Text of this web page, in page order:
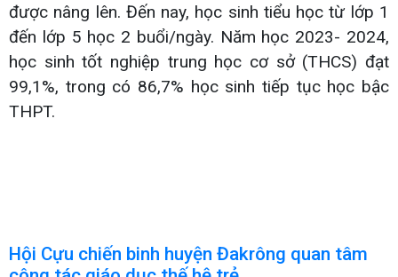
được nâng lên. Đến nay, học sinh tiểu học từ lớp 1
đến lớp 5 học 2 buổi/ngày. Năm học 2023- 2024,
học sinh tốt nghiệp trung học cơ sở (THCS) đạt
99,1%, trong có 86,7% học sinh tiếp tục học bậc
THPT.
Hội Cựu chiến binh huyện Đakrông quan tâm